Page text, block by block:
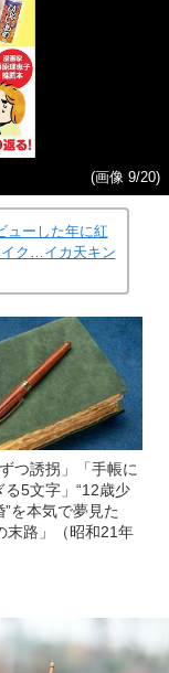
(画像 9/20)
ューした年に紅
イク…イカ天キン
ずつ誘拐」「手帳に
る5文字」“12歳少
を本気で夢見た
末路」（昭和21年